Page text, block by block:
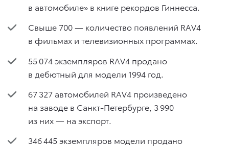
в автомобиле» в книге рекордов Гиннесса.
Свыше 700 — количество появлений RAV4
в фильмах и телевизионных программах.
55 074 экземпляров RAV4 продано
в дебютный для модели 1994 год.
67 327 автомобилей RAV4 произведено
на заводе в Санкт-Петербурге, 3 990
из них — на экспорт.
346 445 экземпляров модели продано